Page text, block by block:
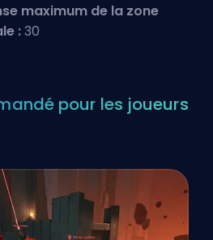
maximum de la zone
:30
pour les joueurs